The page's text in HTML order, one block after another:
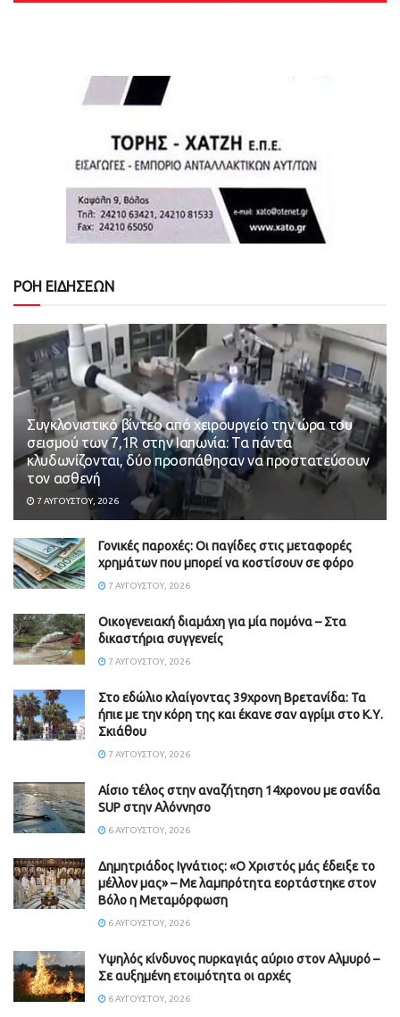
ΡΟΗ ΕΙΔΗΣΕΩΝ
Συγκλονιστικό βίντεο από χειρουργείο την ώρα του
σεισμού των 7,1R στην Ιαπωνία: Τα πάντα
κλυδωνίζονται, δύο προσπάθησαν να προστατεύσουν
τον ασθενή
7 ΑΥΓΟΎΣΤΟΥ, 2026
Γονικές παροχές: Οι παγίδες στις μεταφορές
χρημάτων που μπορεί να κοστίσουν σε φόρο
7 ΑΥΓΟΎΣΤΟΥ, 2026
Οικογενειακή διαμάχη για μία πομόνα – Στα
δικαστήρια συγγενείς
7 ΑΥΓΟΎΣΤΟΥ, 2026
Στο εδώλιο κλαίγοντας 39χρονη Βρετανίδα: Τα
ήπιε με την κόρη της και έκανε σαν αγρίμι στο Κ.Υ.
Σκιάθου
7 ΑΥΓΟΎΣΤΟΥ, 2026
Αίσιο τέλος στην αναζήτηση 14χρονου με σανίδα
SUP στην Αλόννησο
6 ΑΥΓΟΎΣΤΟΥ, 2026
Δημητριάδος Ιγνάτιος: «Ο Χριστός μάς έδειξε το
μέλλον μας» – Με λαμπρότητα εορτάστηκε στον
Βόλο η Μεταμόρφωση
6 ΑΥΓΟΎΣΤΟΥ, 2026
Υψηλός κίνδυνος πυρκαγιάς αύριο στον Αλμυρό –
Σε αυξημένη ετοιμότητα οι αρχές
6 ΑΥΓΟΎΣΤΟΥ, 2026